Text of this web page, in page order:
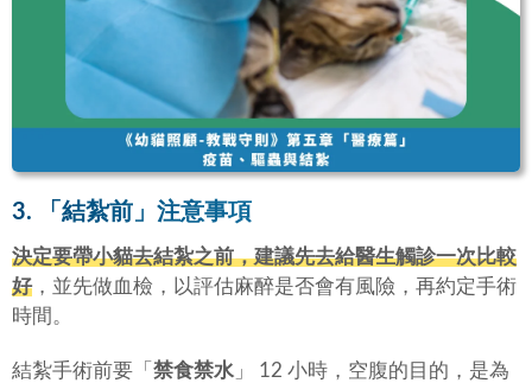
3. 「 結紮前 」注意事項
決定要帶小貓去結紮之前，建議先去給醫生觸診一次比較
好，並先做血檢，以評估麻醉是否會有風險，再約定手術
時間。
結紮手術前要「 禁食禁水 」 12 小時，空腹的目的，是為